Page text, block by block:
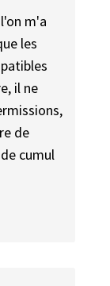
m'a
les
il ne
de
cumul